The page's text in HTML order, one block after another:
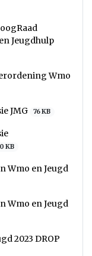
Jeugdhulp
Wmo
JMG 76 KB
KB
Wmo en Jeugd
Wmo en Jeugd
2023 DROP